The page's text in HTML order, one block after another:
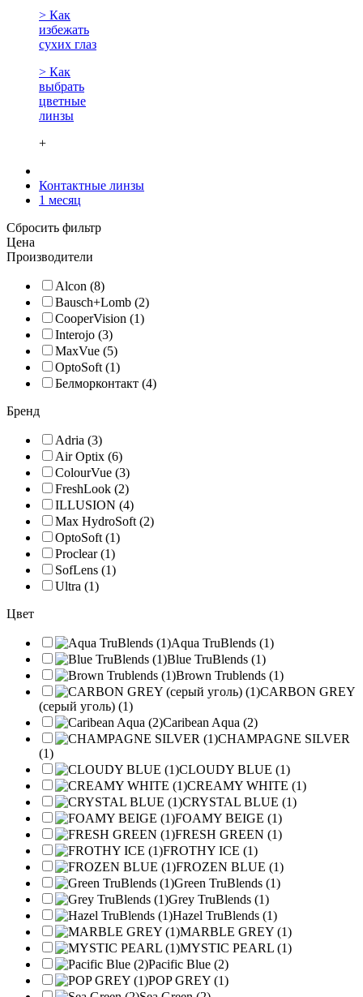
> Как
избежать
сухих глаз
> Как
выбрать
цветные
линзы
+
Контактные линзы
1 месяц
Сбросить фильтр
Цена
Производители
Alcon (8)
Bausch+Lomb (2)
CooperVision (1)
Interojo (3)
MaxVue (5)
OptoSoft (1)
Белморконтакт (4)
Бренд
Adria (3)
Air Optix (6)
ColourVue (3)
FreshLook (2)
ILLUSION (4)
Max HydroSoft (2)
OptoSoft (1)
Proclear (1)
SofLens (1)
Ultra (1)
Цвет
Aqua TruBlends (1)
Blue TruBlends (1)
Brown Trublends (1)
CARBON GREY
(серый уголь) (1)
Caribean Aqua (2)
CHAMPAGNE SILVER
(1)
CLOUDY BLUE (1)
CREAMY WHITE (1)
CRYSTAL BLUE (1)
FOAMY BEIGE (1)
FRESH GREEN (1)
FROTHY ICE (1)
FROZEN BLUE (1)
Green TruBlends (1)
Grey TruBlends (1)
Hazel TruBlends (1)
MARBLE GREY (1)
MYSTIC PEARL (1)
Pacific Blue (2)
POP GREY (1)